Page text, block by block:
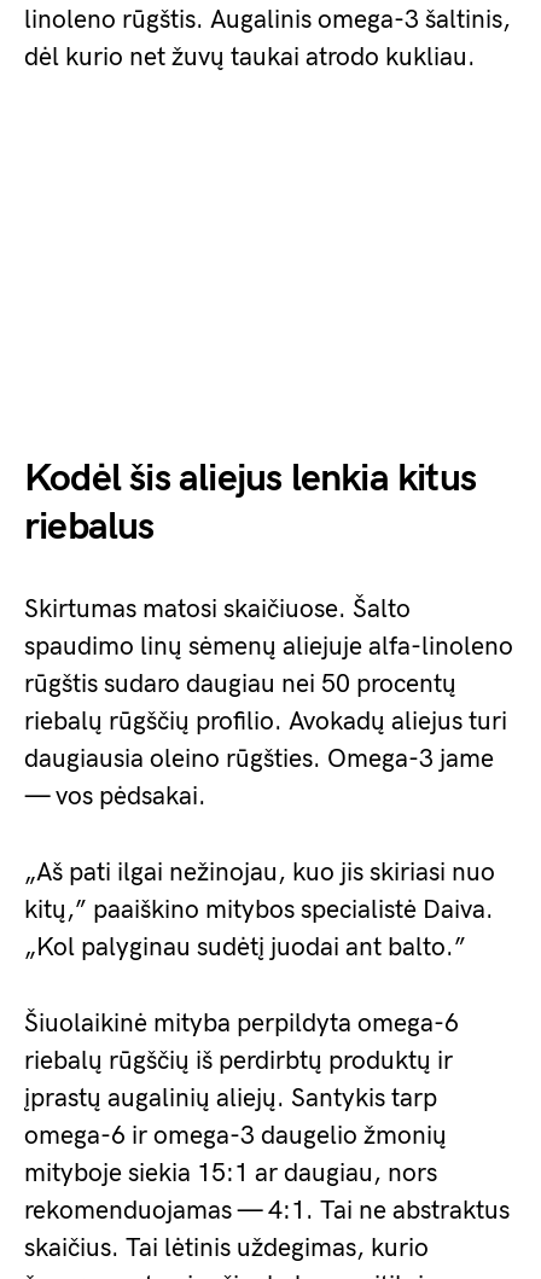
linoleno rūgštis. Augalinis omega-3 šaltinis,
dėl kurio net žuvų taukai atrodo kukliau.
Kodėl šis aliejus lenkia kitus
riebalus
Skirtumas matosi skaičiuose. Šalto
spaudimo linų sėmenų aliejuje alfa-linoleno
rūgštis sudaro daugiau nei 50 procentų
riebalų rūgščių profilio. Avokadų aliejus turi
daugiausia oleino rūgšties. Omega-3 jame
— vos pėdsakai.
„Aš pati ilgai nežinojau, kuo jis skiriasi nuo
kitų,” paaiškino mitybos specialistė Daiva.
„Kol palyginau sudėtį juodai ant balto.”
Šiuolaikinė mityba perpildyta omega-6
riebalų rūgščių iš perdirbtų produktų ir
įprastų augalinių aliejų. Santykis tarp
omega-6 ir omega-3 daugelio žmonių
mityboje siekia 15:1 ar daugiau, nors
rekomenduojamas — 4:1. Tai ne abstraktus
skaičius. Tai lėtinis uždegimas, kurio